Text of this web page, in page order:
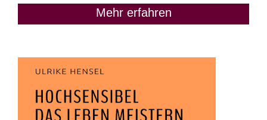
Mehr erfahren